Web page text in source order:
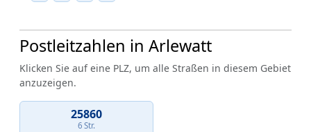
Postleitzahlen in Arlewatt
Klicken Sie auf eine PLZ, um alle Straßen in diesem Gebiet
anzuzeigen.
25860
6 Str.